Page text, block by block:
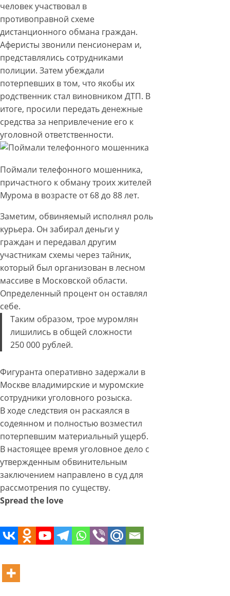
человек участвовал в
противоправной схеме
дистанционного обмана граждан.
Аферисты звонили пенсионерам и,
представлялись сотрудниками
полиции. Затем убеждали
потерпевших в том, что якобы их
родственник стал виновником ДТП. В
итоге, просили передать денежные
средства за непривлечение его к
уголовной ответственности.
Поймали телефонного мошенника,
причастного к обману троих жителей
Мурома в возрасте от 68 до 88 лет.
Заметим, обвиняемый исполнял роль
курьера. Он забирал деньги у
граждан и передавал другим
участникам схемы через тайник,
который был организован в лесном
массиве в Московской области.
Определенный процент он оставлял
себе.
Таким образом, трое муромлян
лишились в общей сложности
250 000 рублей.
Фигуранта оперативно задержали в
Москве владимирские и муромские
сотрудники уголовного розыска.
В ходе следствия он раскаялся в
содеянном и полностью возместил
потерпевшим материальный ущерб.
В настоящее время уголовное дело с
утвержденным обвинительным
заключением направлено в суд для
рассмотрения по существу.
Spread the love